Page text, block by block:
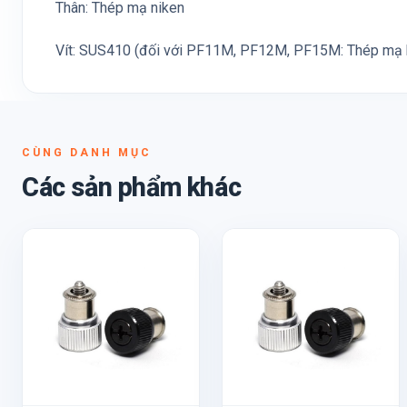
Thân: Thép mạ niken
Vít: SUS410 (đối với PF11M, PF12M, PF15M: Thép mạ
CÙNG DANH MỤC
Các sản phẩm khác